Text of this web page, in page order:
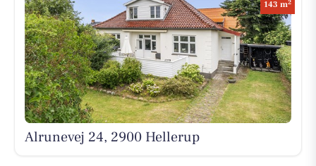
143 m2
Alrunevej 24, 2900 Hellerup